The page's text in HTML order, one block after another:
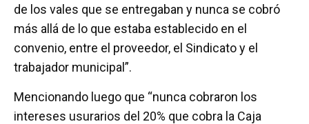
de los vales que se entregaban y nunca se cobró
más allá de lo que estaba establecido en el
convenio, entre el proveedor, el Sindicato y el
trabajador municipal”.
Mencionando luego que “nunca cobraron los
intereses usurarios del 20% que cobra la Caja